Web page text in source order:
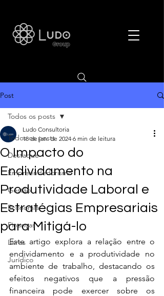
Post
Todos os posts
Destaque
Empreendedorismo
Gestão
Economia
Finanças
Livros
Jurídico
Todos os posts
O Impacto do
Endividamento na
Produtividade Laboral e
Estratégias Empresariais
para Mitigá-lo
Ludo Consultoria
18 de jan. de 2024 6 min de leitura
Este artigo explora a relação entre o
endividamento e a produtividade no
ambiente de trabalho, destacando os
efeitos negativos que a pressão
financeira pode exercer sobre os